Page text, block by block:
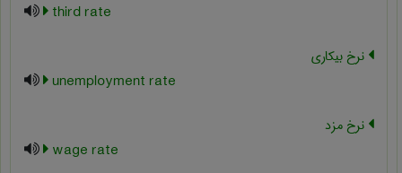
third rate
نرخ بیکاری
unemployment rate
نرخ مزد
wage rate